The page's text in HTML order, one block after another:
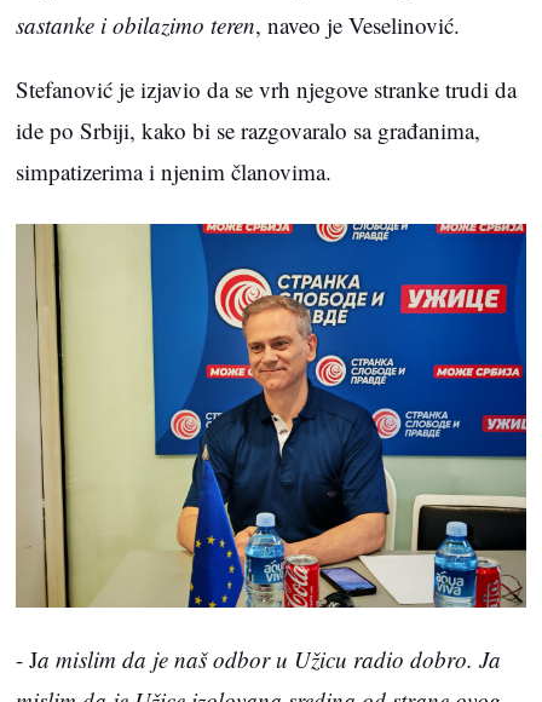
sastanke i obilazimo teren, naveo je Veselinović.
Stefanović je izjavio da se vrh njegove stranke trudi da
ide po Srbiji, kako bi se razgovaralo sa građanima,
simpatizerima i njenim članovima.
- Ja mislim da je naš odbor u Užicu radio dobro. Ja